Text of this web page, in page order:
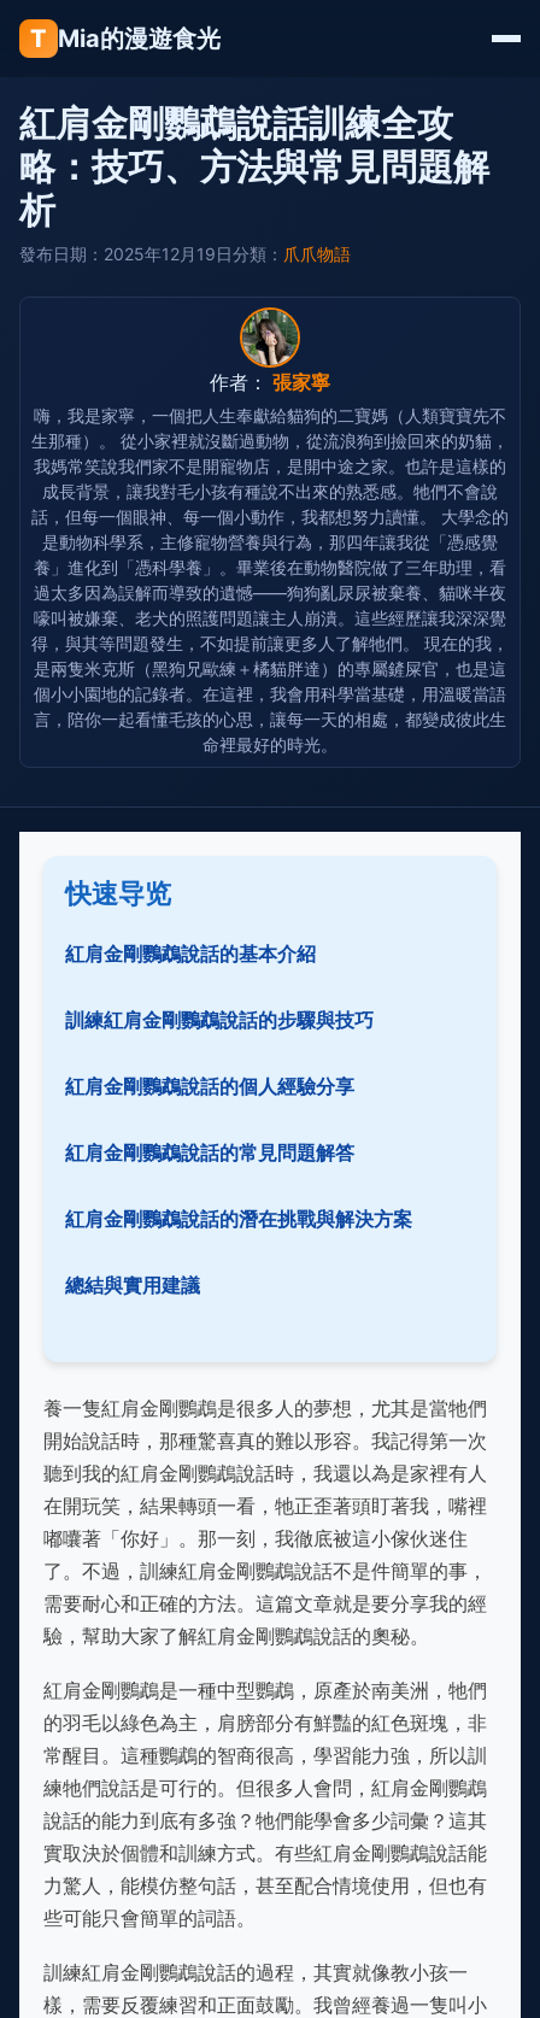
T Mia的漫遊食光
紅肩金剛鸚鵡說話訓練全攻
略：技巧、方法與常見問題解
析
發布日期：2025年12月19日分類： 爪爪物語
作者： 張家寧
嗨，我是家寧，一個把人生奉獻給貓狗的二寶媽（人類寶寶先不
生那種）。 從小家裡就沒斷過動物，從流浪狗到撿回來的奶貓，
我媽常笑說我們家不是開寵物店，是開中途之家。也許是這樣的
成長背景，讓我對毛小孩有種說不出來的熟悉感。牠們不會說
話，但每一個眼神、每一個小動作，我都想努力讀懂。 大學念的
是動物科學系，主修寵物營養與行為，那四年讓我從「憑感覺
養」進化到「憑科學養」。畢業後在動物醫院做了三年助理，看
過太多因為誤解而導致的遺憾——狗狗亂尿尿被棄養、貓咪半夜
嚎叫被嫌棄、老犬的照護問題讓主人崩潰。這些經歷讓我深深覺
得，與其等問題發生，不如提前讓更多人了解牠們。 現在的我，
是兩隻米克斯（黑狗兄歐練＋橘貓胖達）的專屬鏟屎官，也是這
個小小園地的記錄者。在這裡，我會用科學當基礎，用溫暖當語
言，陪你一起看懂毛孩的心思，讓每一天的相處，都變成彼此生
命裡最好的時光。
快速导览
紅肩金剛鸚鵡說話的基本介紹
訓練紅肩金剛鸚鵡說話的步驟與技巧
紅肩金剛鸚鵡說話的個人經驗分享
紅肩金剛鸚鵡說話的常見問題解答
紅肩金剛鸚鵡說話的潛在挑戰與解決方案
總結與實用建議
養一隻紅肩金剛鸚鵡是很多人的夢想，尤其是當牠們
開始說話時，那種驚喜真的難以形容。我記得第一次
聽到我的紅肩金剛鸚鵡說話時，我還以為是家裡有人
在開玩笑，結果轉頭一看，牠正歪著頭盯著我，嘴裡
嘟囔著「你好」。那一刻，我徹底被這小傢伙迷住
了。不過，訓練紅肩金剛鸚鵡說話不是件簡單的事，
需要耐心和正確的方法。這篇文章就是要分享我的經
驗，幫助大家了解紅肩金剛鸚鵡說話的奧秘。
紅肩金剛鸚鵡是一種中型鸚鵡，原產於南美洲，牠們
的羽毛以綠色為主，肩膀部分有鮮豔的紅色斑塊，非
常醒目。這種鸚鵡的智商很高，學習能力強，所以訓
練牠們說話是可行的。但很多人會問，紅肩金剛鸚鵡
說話的能力到底有多強？牠們能學會多少詞彙？這其
實取決於個體和訓練方式。有些紅肩金剛鸚鵡說話能
力驚人，能模仿整句話，甚至配合情境使用，但也有
些可能只會簡單的詞語。
訓練紅肩金剛鸚鵡說話的過程，其實就像教小孩一
樣，需要反覆練習和正面鼓勵。我曾經養過一隻叫小